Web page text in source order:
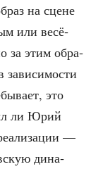
на сцене
или весё­
за этим обра­
зави­си­мо­сти
это
ли Юрий
—
дина­